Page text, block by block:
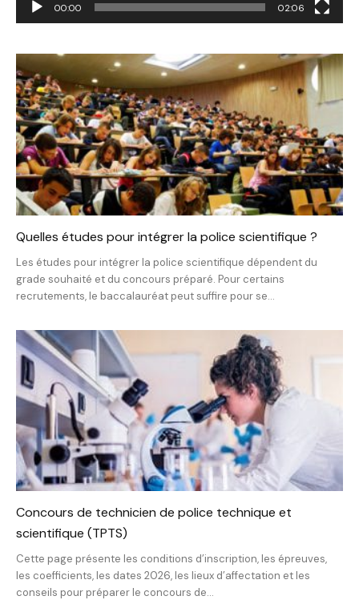
00:00 02:06
Quelles études pour intégrer la police scientifique ?
Les études pour intégrer la police scientifique dépendent du
grade souhaité et du concours préparé. Pour certains
recrutements, le baccalauréat peut suffire pour se...
Concours de technicien de police technique et
scientifique (TPTS)
Cette page présente les conditions d’inscription, les épreuves,
les coefficients, les dates 2026, les lieux d’affectation et les
conseils pour préparer le concours de...